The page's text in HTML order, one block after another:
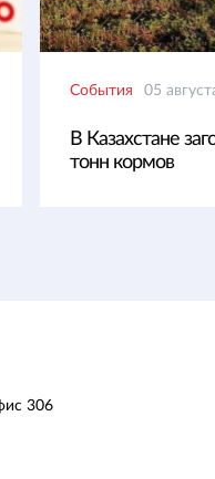
События 05
В Казахстане
тонн кормов
306